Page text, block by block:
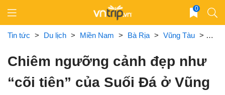
content
0
Tin tức > Du lịch > Miền Nam > Bà Rịa > Vũng Tàu >
Chiêm ngưỡng cảnh đẹp như
“cõi tiên” của Suối Đá ở Vũng